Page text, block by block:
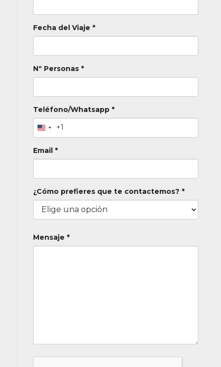
Fecha del Viaje *
Nº Personas *
Teléfono/Whatsapp *
+1
Email *
¿Cómo prefieres que te contactemos? *
Mensaje *